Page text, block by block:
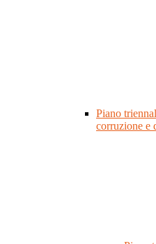
Piano
corruzione e